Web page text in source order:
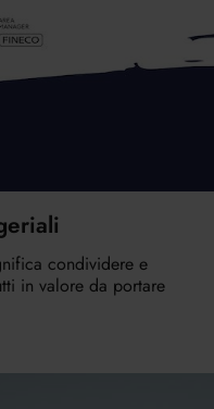
condividere e
in valore da portare